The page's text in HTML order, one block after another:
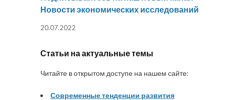
Новости экономических исследований
20.07.2022
Статьи на актуальные темы
Читайте в открытом доступе на нашем сайте:
Современные тенденции развития